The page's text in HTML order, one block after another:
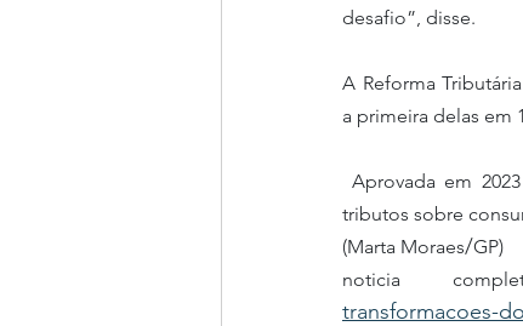
desafio”, disse.
A Reforma
a primeira delas em
tributos sobre
(Marta Moraes/GP)
noticia
transformacoes-